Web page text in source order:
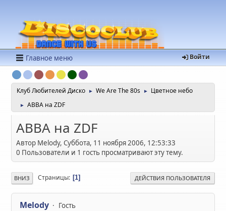
Войти
Главное меню
Клуб Любителей Диско ► We Are The 80s ► Цветное небо
► ABBA на ZDF
ABBA на ZDF
Автор Melody, Суббота, 11 ноября 2006, 12:53:33
0 Пользователи и 1 гость просматривают эту тему.
ВНИЗ Страницы 1 ДЕЙСТВИЯ ПОЛЬЗОВАТЕЛЯ
Melody Гость